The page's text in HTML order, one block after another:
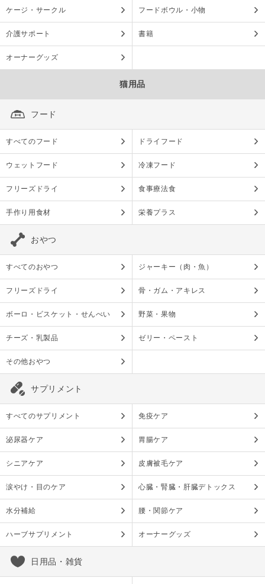
ケージ・サークル フードボウル・小物
介護サポート 書籍
オーナーグッズ
猫用品
フード
すべてのフード ドライフード
ウェットフード 冷凍フード
フリーズドライ 食事療法食
手作り用食材 栄養プラス
おやつ
すべてのおやつ ジャーキー（肉・魚）
フリーズドライ 骨・ガム・アキレス
ボーロ・ビスケット・せんべい 野菜・果物
チーズ・乳製品 ゼリー・ペースト
その他おやつ
サプリメント
すべてのサプリメント 免疫ケア
泌尿器ケア 胃腸ケア
シニアケア 皮膚被毛ケア
涙やけ・目のケア 心臓・腎臓・肝臓デトックス
水分補給 腰・関節ケア
ハーブサプリメント オーナーグッズ
日用品・雑貨